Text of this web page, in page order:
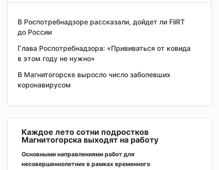
В Роспотребнадзоре рассказали, дойдет ли FliRT
до России
Глава Роспотребнадзора: «Прививаться от ковида
в этом году не нужно»
В Магнитогорске выросло число заболевших
коронавирусом
Каждое лето сотни подростков
Магнитогорска выходят на работу
Основными направлениями работ для
несовершеннолетних в рамках временного